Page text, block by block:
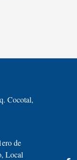
Cocotal,
de
Local